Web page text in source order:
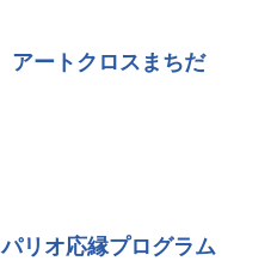
アートクロスまちだ
パリオ応縁プログラム